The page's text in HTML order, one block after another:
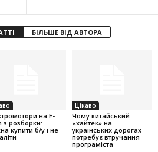
БІЛЬШЕ ВІД АВТОРА
на E-
з розборки:
купити б/у і не
Цікаво
Чому китайський
«хайтек» на
українських дорогах
потребує втручання
програміста